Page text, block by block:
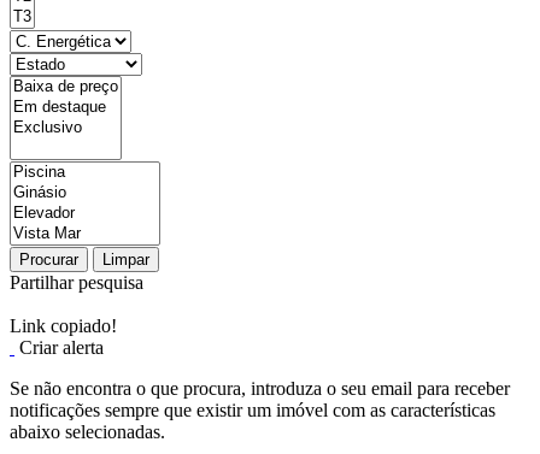
Procurar Limpar
Partilhar pesquisa
Link copiado!
Criar alerta
Se não encontra o que procura, introduza o seu email para receber
notificações sempre que existir um imóvel com as características
abaixo selecionadas.